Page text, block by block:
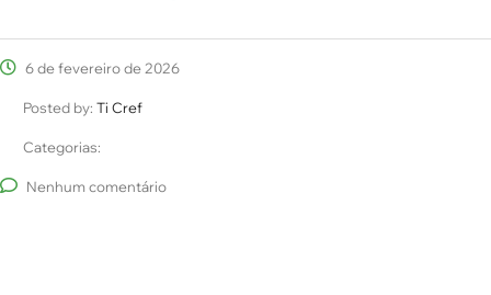
6 de fevereiro de 2026
Posted by: Ti Cref
Categorias:
Nenhum comentário